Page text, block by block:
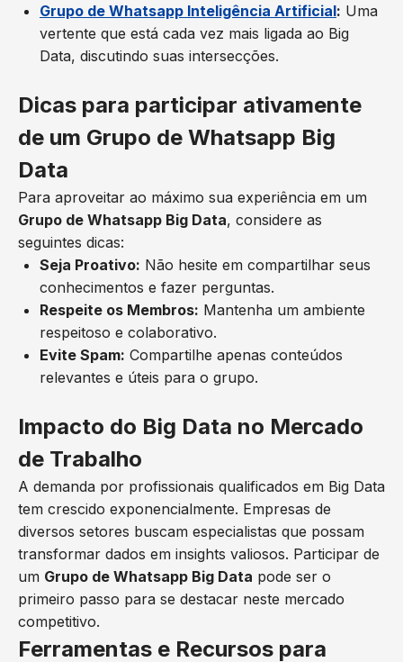
Grupo de Whatsapp Inteligência Artificial: Uma
vertente que está cada vez mais ligada ao Big
Data, discutindo suas intersecções.
Dicas para participar ativamente
de um Grupo de Whatsapp Big
Data
Para aproveitar ao máximo sua experiência em um
Grupo de Whatsapp Big Data, considere as
seguintes dicas:
Seja Proativo: Não hesite em compartilhar seus
conhecimentos e fazer perguntas.
Respeite os Membros: Mantenha um ambiente
respeitoso e colaborativo.
Evite Spam: Compartilhe apenas conteúdos
relevantes e úteis para o grupo.
Impacto do Big Data no Mercado
de Trabalho
A demanda por profissionais qualificados em Big Data
tem crescido exponencialmente. Empresas de
diversos setores buscam especialistas que possam
transformar dados em insights valiosos. Participar de
um Grupo de Whatsapp Big Data pode ser o
primeiro passo para se destacar neste mercado
competitivo.
Ferramentas e Recursos para